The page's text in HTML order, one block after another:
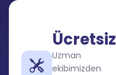
Ücretsiz
Uzman
ekibimizden